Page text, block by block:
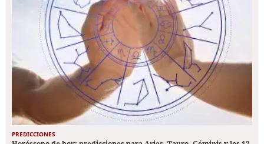
PREDICCIONES